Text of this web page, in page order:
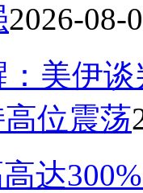
2026-08-
：美伊
位震荡
达